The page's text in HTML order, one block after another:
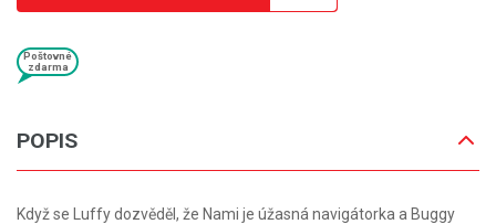
Poštovné
zdarma
POPIS
Když se Luffy dozvěděl, že Nami je úžasná navigátorka a Buggy